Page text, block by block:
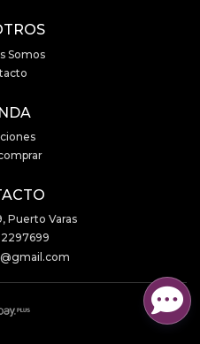
Somos
Puerto Varas